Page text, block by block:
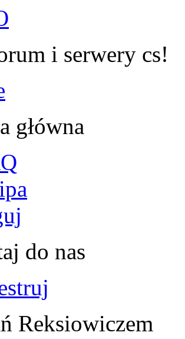
i serwery cs!
główna
do nas
Reksiowiczem